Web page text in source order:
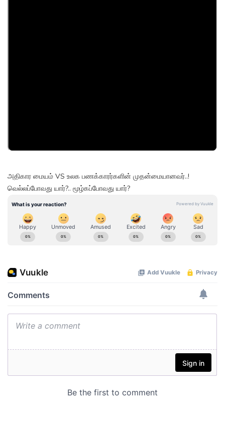
அதிகார மையம் VS உலக பணக்காரர்களின் முதன்மையானவர்..!
வெல்லப்போவது யார்?.. மூழ்கப்போவது யார்?